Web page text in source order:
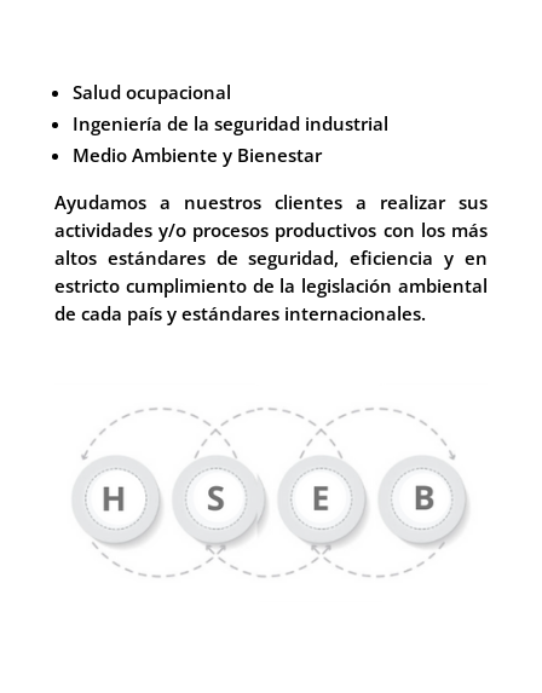
Salud ocupacional
Ingeniería de la seguridad industrial
Medio Ambiente y Bienestar
Ayudamos a nuestros clientes a realizar sus
actividades y/o procesos productivos con los más
altos estándares de seguridad, eficiencia y en
estricto cumplimiento de la legislación ambiental
de cada país y estándares internacionales.